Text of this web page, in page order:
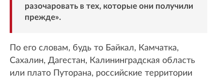
разочаровать в тех, которые они получили
прежде».
По его словам, будь то Байкал, Камчатка,
Сахалин, Дагестан, Калининградская область
или плато Путорана, российские территории